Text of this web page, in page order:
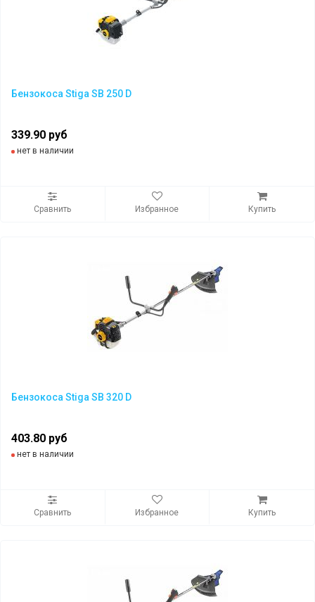
Бензокоса Stiga SB 250 D
339.90 руб
нет в наличии
Сравнить Избранное Купить
Бензокоса Stiga SB 320 D
403.80 руб
нет в наличии
Сравнить Избранное Купить